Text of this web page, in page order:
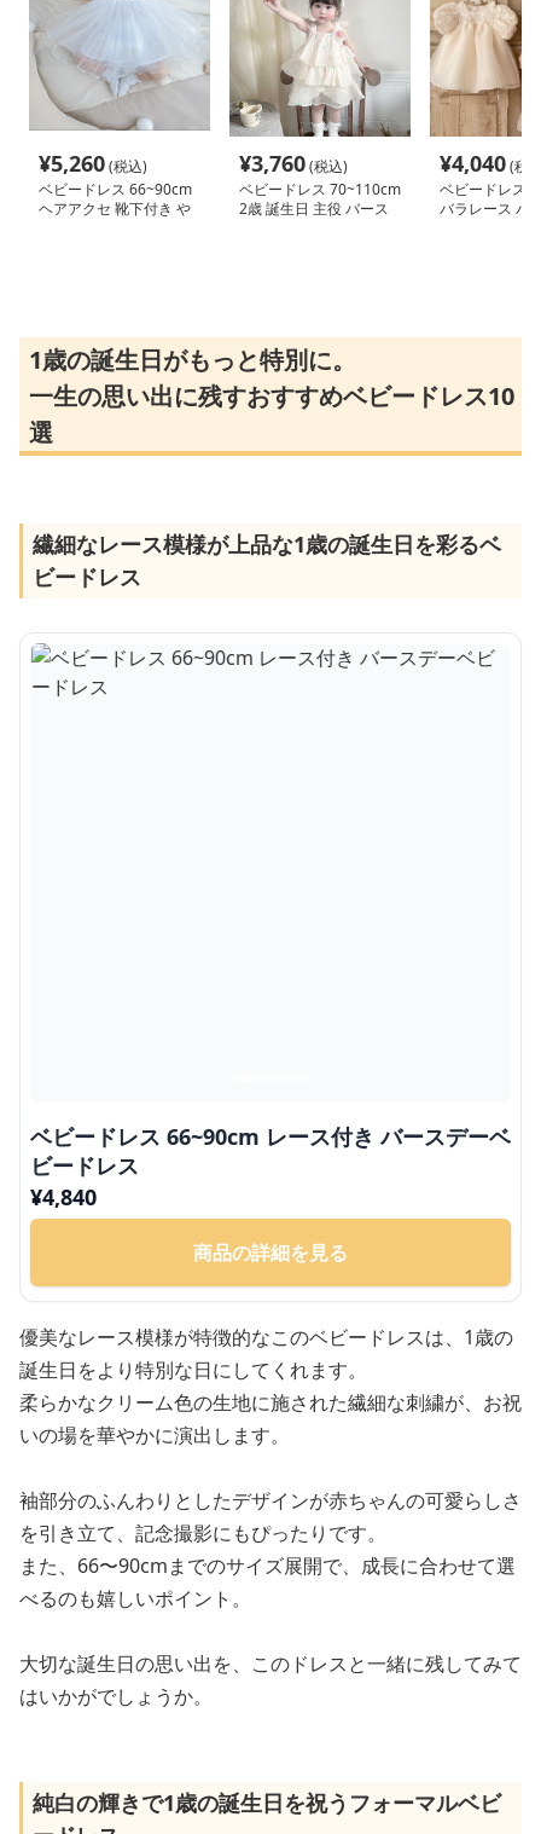
¥5,260(税込)
ベビードレス 66~90cm
ヘアアクセ 靴下付き や
¥3,760(税込)
ベビードレス 70~110cm
2歳 誕生日 主役 バース
¥4,040(税
ベビードレス
バラレース バ
1歳の誕生日がもっと特別に。
一生の思い出に残すおすすめベビードレス10
選
繊細なレース模様が上品な1歳の誕生日を彩るベ
ビードレス
ベビードレス 66~90cm レース付き バースデーベ
ビードレス
¥4,840
商品の詳細を見る
優美なレース模様が特徴的なこのベビードレスは、1歳の
誕生日をより特別な日にしてくれます。
柔らかなクリーム色の生地に施された繊細な刺繍が、お祝
いの場を華やかに演出します。
袖部分のふんわりとしたデザインが赤ちゃんの可愛らしさ
を引き立て、記念撮影にもぴったりです。
また、66〜90cmまでのサイズ展開で、成長に合わせて選
べるのも嬉しいポイント。
大切な誕生日の思い出を、このドレスと一緒に残してみて
はいかがでしょうか。
純白の輝きで1歳の誕生日を祝うフォーマルベビ